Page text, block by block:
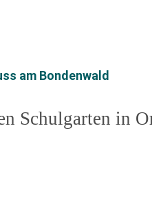
am Bondenwald
Schulgarten in